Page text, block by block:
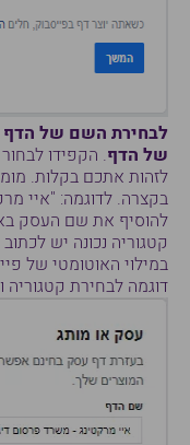
לבחירת השם של הדף
של הדף. הקפידו
לזהות אתכם בקלות.
בקצרה. לדוגמה: "איי
להוסיף את שם העסק
קטגוריה נכונה יש
במילוי האוטומטי של
דוגמה לבחירת קטגוריה